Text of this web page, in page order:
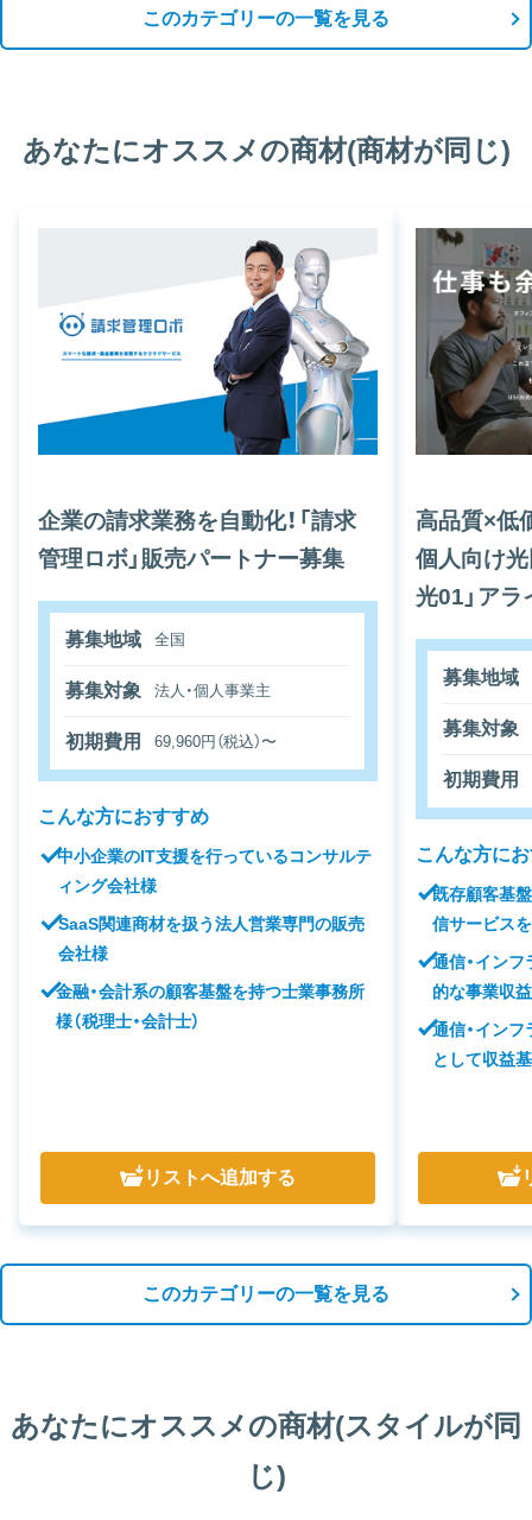
このカテゴリーの一覧を見る
あなたにオススメの商材(商材が同じ)
企業の請求業務を自動化！「請求
管理ロボ」販売パートナー募集
募集地域 全国
募集対象 法人・個人事業主
初期費用 69,960円（税込）〜
こんな方におすすめ
中小企業のIT支援を行っているコンサルテ
ィング会社様
SaaS関連商材を扱う法人営業専門の販売
会社様
金融・会計系の顧客基盤を持つ士業事務所
様（税理士・会計士）
リストへ追加する
⾼品質×低
個人向け
光01」ア
募集地域
募集対象
初期費用
こんな方に
既存顧客基
信サービス
通信・イン
的な事業収
通信・イン
として収益
このカテゴリーの一覧を見る
あなたにオススメの商材(スタイルが同
じ)